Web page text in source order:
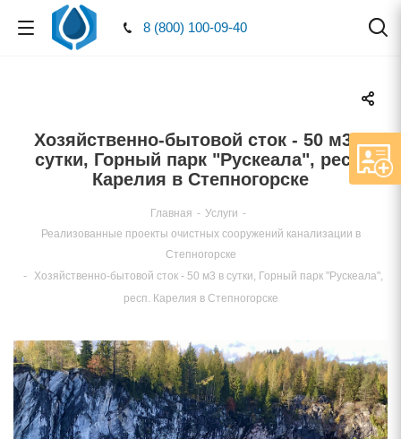
8 (800) 100-09-40
Хозяйственно-бытовой сток - 50 м3
сутки, Горный парк "Рускеала", респ.
Карелия в Степногорске
Главная - Услуги -
Реализованные проекты очистных сооружений канализации
Степногорске
-
Хозяйственно-бытовой сток - 50 м3 в сутки, Горный парк "Рускеала",
респ. Карелия в Степногорске